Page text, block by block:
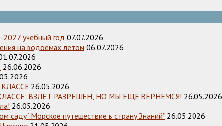
учебный год 07.07.2026
на водоемах летом 06.07.2026
26.06.2026
26.05.2026
ВЗЛЁТ РАЗРЕШЁН, НО МЫ ЕЩЁ ВЕРНЁМСЯ! 26.05.2026
26.05.2026
саду “Морское путешествие в страну Знаний” 26.05.2026